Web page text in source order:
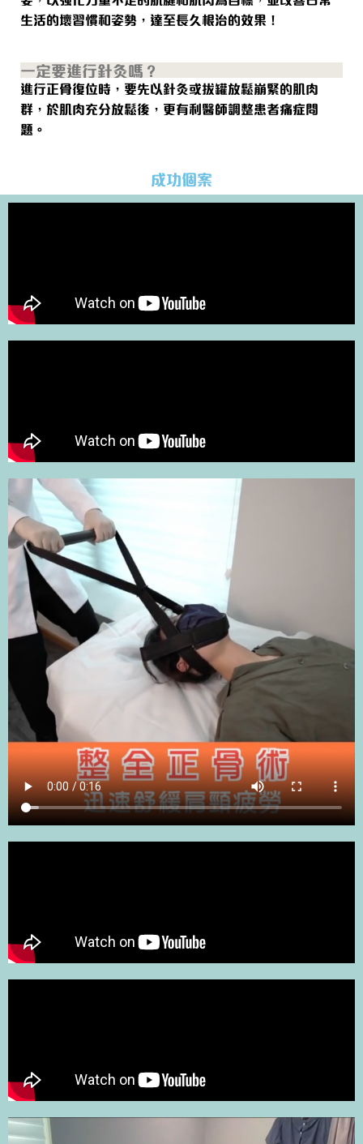
生活的壞習慣和姿勢，達至長久根治的效果！
一定要進行針灸嗎？
進行正骨復位時，要先以針灸或拔罐放鬆崩緊的肌肉
群，於肌肉充分放鬆後，更有利醫師調整患者痛症問
題。
成功個案